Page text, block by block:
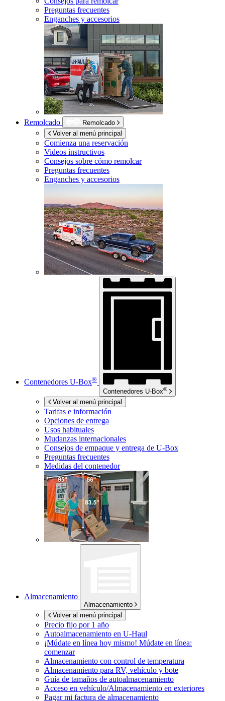
Preguntas frecuentes
Enganches y accesorios
Remolcado
Remolcado
Volver al menú principal
Comienza una reservación
Videos instructivos
Consejos sobre cómo remolcar
Preguntas frecuentes
Enganches y accesorios
Contenedores U-Box®
Contenedores U-Box®
Volver al menú principal
Tarifas e información
Opciones de entrega
Usos habituales
Mudanzas internacionales
Consejos de empaque y entrega de U-Box
Preguntas frecuentes
Medidas del contenedor
Almacenamiento
Almacenamiento
Volver al menú principal
Precio fijo por 1 año
Autoalmacenamiento en U-Haul
¡Múdate en línea hoy mismo! Múdate en línea:
comenzar
Almacenamiento con control de temperatura
Almacenamiento para RV, vehículo y bote
Guía de tamaños de autoalmacenamiento
Acceso en vehículo/Almacenamiento en exteriores
Pagar mi factura de almacenamiento